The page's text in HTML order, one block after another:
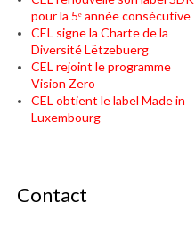
pour la 5ᵉ année consécutive
CEL signe la Charte de la
Diversité Lëtzebuerg
CEL rejoint le programme
Vision Zero
CEL obtient le label Made in
Luxembourg
Contact